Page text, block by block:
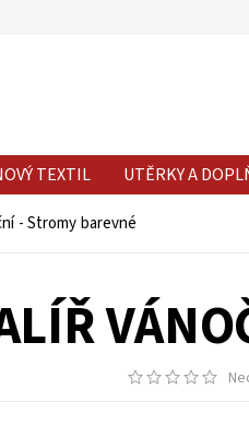
TEXTIL UTĚRKY A
- Stromy barevné